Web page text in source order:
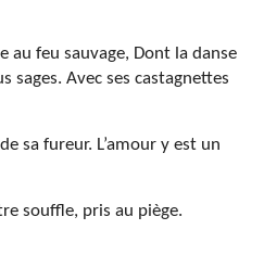
au feu sauvage, Dont la danse
sages. Avec ses castagnettes
sa fureur. L’amour y est un
souffle, pris au piège.